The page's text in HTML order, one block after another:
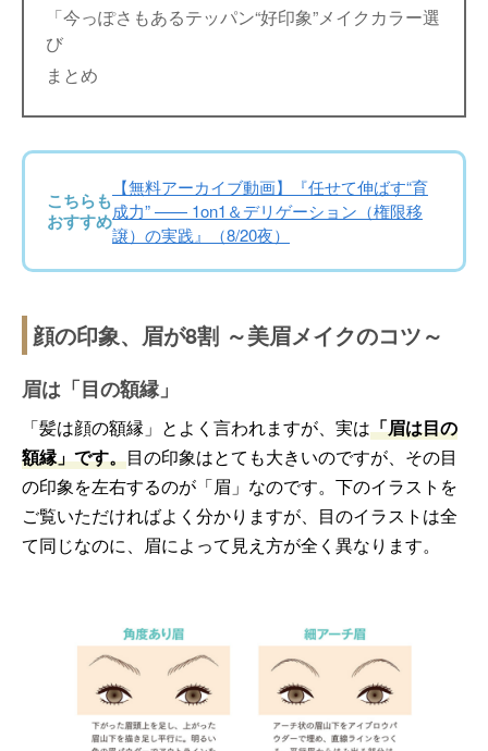
「今っぽさもあるテッパン“好印象”メイクカラー選
び
まとめ
こちらも
おすすめ
【無料アーカイブ動画】『任せて伸ばす“育
成力” —— 1on1＆デリゲーション（権限移
譲）の実践』（8/20夜）
顔の印象、眉が8割 ～美眉メイクのコツ～
眉は「目の額縁」
「髪は顔の額縁」とよく言われますが、実は「眉は目の
額縁」です。目の印象はとても大きいのですが、その目
の印象を左右するのが「眉」なのです。下のイラストを
ご覧いただければよく分かりますが、目のイラストは全
て同じなのに、眉によって見え方が全く異なります。